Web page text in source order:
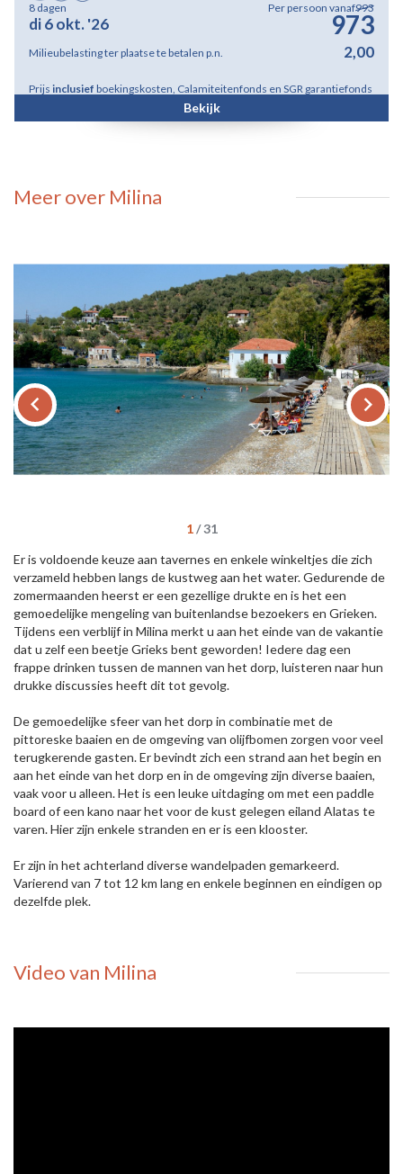
8 dagen
di 6 okt. '26
Per persoon vanaf993
973
Milieubelasting ter plaatse te betalen p.n. 2,00
Prijs inclusief boekingskosten, Calamiteitenfonds en SGR garantiefonds
Bekijk
Meer over Milina
keyboard_arrow_left keyboard_arrow_right
1/31
Er is voldoende keuze aan tavernes en enkele winkeltjes die zich
verzameld hebben langs de kustweg aan het water. Gedurende de
zomermaanden heerst er een gezellige drukte en is het een
gemoedelijke mengeling van buitenlandse bezoekers en Grieken.
Tijdens een verblijf in Milina merkt u aan het einde van de vakantie
dat u zelf een beetje Grieks bent geworden! Iedere dag een
frappe drinken tussen de mannen van het dorp, luisteren naar hun
drukke discussies heeft dit tot gevolg.
De gemoedelijke sfeer van het dorp in combinatie met de
pittoreske baaien en de omgeving van olijfbomen zorgen voor veel
terugkerende gasten. Er bevindt zich een strand aan het begin en
aan het einde van het dorp en in de omgeving zijn diverse baaien,
vaak voor u alleen. Het is een leuke uitdaging om met een paddle
board of een kano naar het voor de kust gelegen eiland Alatas te
varen. Hier zijn enkele stranden en er is een klooster.
Er zijn in het achterland diverse wandelpaden gemarkeerd.
Varierend van 7 tot 12 km lang en enkele beginnen en eindigen op
dezelfde plek.
Video van Milina